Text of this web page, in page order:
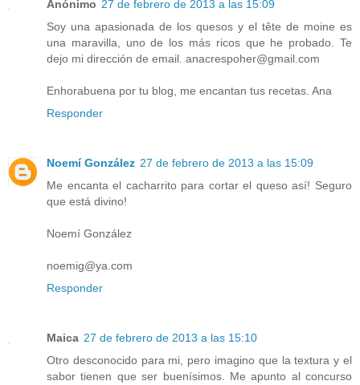
Anónimo 27 de febrero de 2013 a las 15:09
Soy una apasionada de los quesos y el tête de moine es
una maravilla, uno de los más ricos que he probado. Te
dejo mi dirección de email. anacrespoher@gmail.com
Enhorabuena por tu blog, me encantan tus recetas. Ana
Responder
Noemí González 27 de febrero de 2013 a las 15:09
Me encanta el cacharrito para cortar el queso así! Seguro
que está divino!
Noemí González
noemig@ya.com
Responder
Maica 27 de febrero de 2013 a las 15:10
Otro desconocido para mi, pero imagino que la textura y el
sabor tienen que ser buenísimos. Me apunto al concurso